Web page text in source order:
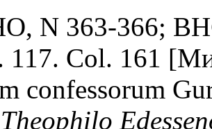
N 363-366;
117. Col. 161
confessorum
Theophilo